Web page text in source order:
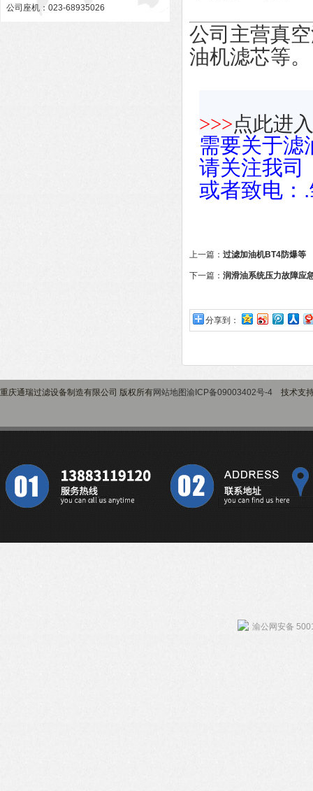
公司座机：023-68935026
公司主营真
油机滤芯等。
>>>点此进
需要关于滤
请关注我司
或者致电： .
上一篇： 过滤加油机BT4防爆等
下一篇： 润滑油系统压力故障应
分享到：
重庆通瑞过滤设备制造有限公司 版权所有网站地图渝ICP备09003402号-4 技术支
渝公网安备